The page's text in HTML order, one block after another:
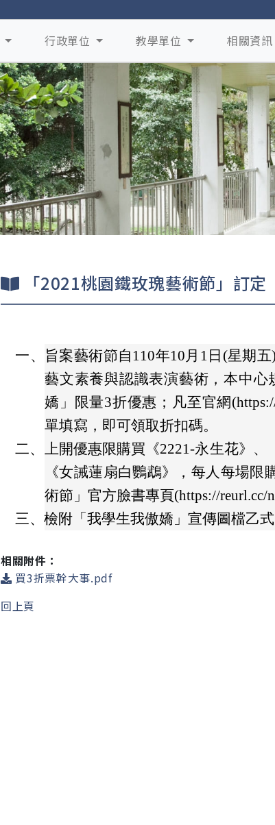
行政單位 教學單位 相關資訊
「2021桃園鐵玫瑰藝術節」訂
一、
旨案藝術節自110年10月1日(星期
藝文素養與認識表演藝術，本中
嬌」限量3折優惠；凡至官網
單填寫，即可領取折扣碼。
二、 上開優惠限購買《2221-永生花》、
《女誡蓮扇白鸚鵡》，每人每場
術節」官方臉書專頁(https://reurl.cc/
三、檢附「我學生我傲嬌」宣傳圖檔乙式
相關附件：
買3折票幹大事.pdf
回上頁